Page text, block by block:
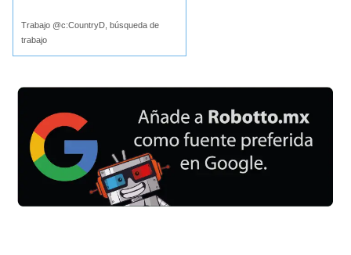
Trabajo @c:CountryD, búsqueda de
trabajo